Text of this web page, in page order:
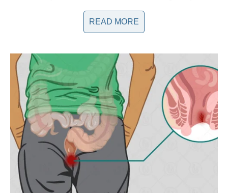
hitova, poput “Magija” i “Boli me”, postali su himne mladih
generacija, dok su njeni emotivni nastupi ostavili dubok utisak
na mnoge. Uloga društvenih mreža u njenom usponu je
su Instagram i TikTok, gde sa svojom publikom deli delove
svog svakodnevnog života, omogućavajući fanovima da se
povežu s njom na način koji prethodne generacije umetnika
nisu imale.
READ MORE